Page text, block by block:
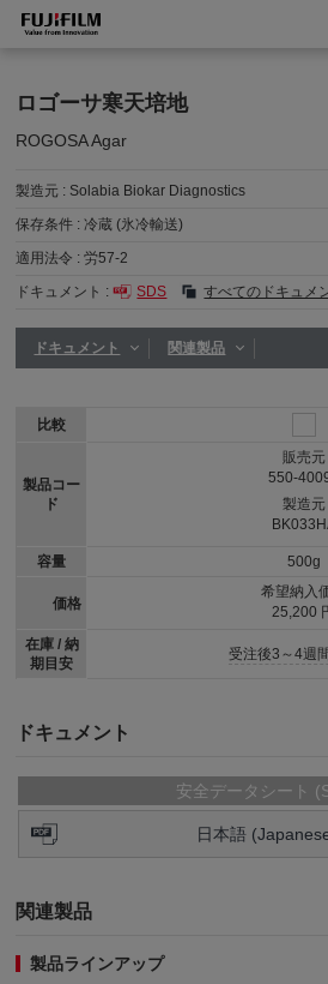
ロゴーサ寒天培地
ROGOSA Agar
製造元 : Solabia Biokar Diagnostics
保存条件 :冷蔵 (氷冷輸送)
適用法令 :労57-2
ドキュメント :
SDS すべてのドキュメ
ドキュメント 関連製品
比較
製品コー
ド
容量
価格
在庫 / 納
期目安
販売元
550-
製造元
500g
希望納入
25,200
受注後3～4週
ドキュメント
安全データシート
日本語
関連製品
製品ラインアップ